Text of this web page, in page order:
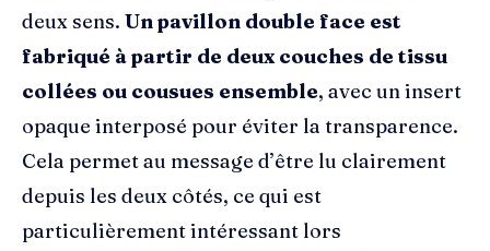
deux sens. Un pavillon double face est
fabriqué à partir de deux couches de tissu
collées ou cousues ensemble, avec un insert
opaque interposé pour éviter la transparence.
Cela permet au message d’être lu clairement
depuis les deux côtés, ce qui est
particulièrement intéressant lors